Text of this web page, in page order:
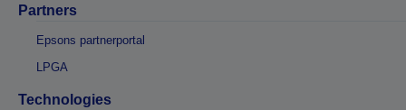
Partners
Epsons partnerportal
LPGA
Technologies